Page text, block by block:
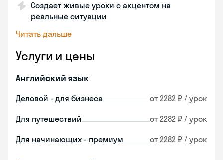
Создает живые уроки с акцентом на
реальные ситуации
Читать дальше
Услуги и цены
Английский язык
Деловой - для бизнеса от 2282 ₽ / урок
Для путешествий от 2282 ₽ / урок
Для начинающих - премиум от 2282 ₽ / урок